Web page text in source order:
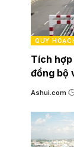
QUY
Tích
đồng bộ
Ashui.com